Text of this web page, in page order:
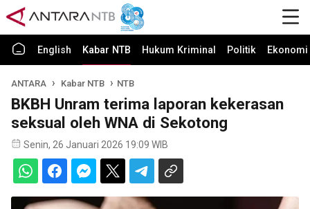
English Kabar NTB Hukum Kriminal Politik
ANTARA Kabar NTB NTB
BKBH Unram terima laporan kekerasan
seksual oleh WNA di Sekotong
Senin, 26 Januari 2026 19:09 WIB